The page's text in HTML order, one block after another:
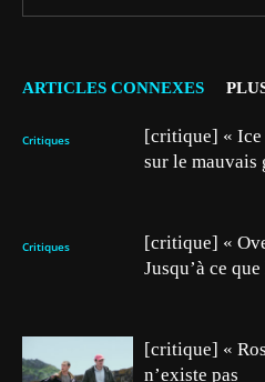
ARTICLES CONNEXES
Critiques
[critique] « Ice
sur le mauvais
Critiques
[critique] «
Jusqu’à ce
[critique] «
n’existe pas